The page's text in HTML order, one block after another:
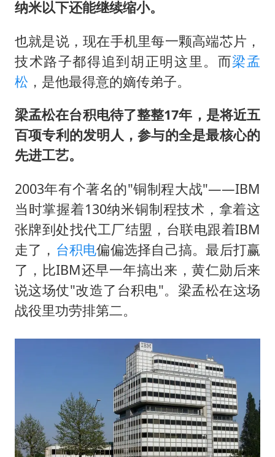
纳米以下还能继续缩小。
也就是说，现在手机里每一颗高端芯片，
技术路子都得追到胡正明这里。而梁孟
松 ，是他最得意的嫡传弟子。
梁孟松在台积电待了整整17年，是将近五
百项专利的发明人，参与的全是最核心的
先进工艺。
2003年有个著名的"铜制程大战"——IBM
当时掌握着130纳米铜制程技术，拿着这
张牌到处找代工厂结盟，台联电跟着IBM
走了， 台积电偏偏选择自己搞。最后打赢
了，比IBM还早一年搞出来，黄仁勋后来
说这场仗"改造了台积电"。梁孟松在这场
战役里功劳排第二。